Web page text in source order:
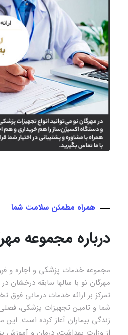
همراه مطمئن سلامت شما
درباره مجموعه
مجموعه خدمات پزشکی و اجاره و
مهرگان نو با سالها سابقه درخشان
تمرکز بر ارائه خدمات درمانی
شما و تامین تجهیزات پزشکی،
زندگی بیماران آغاز کرده است.